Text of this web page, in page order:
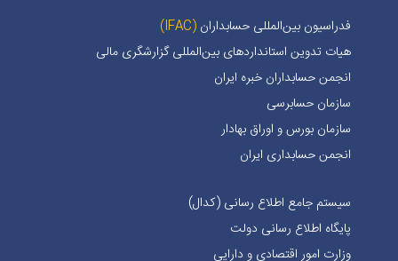
فدراسیون بین‌المللی حسابداران (IFAC)
هیات تدوین استانداردهای بین‌المللی گزارشگری مالی
انجمن حسابداران خبره ايران
سازمان حسابرسی
سازمان بورس و اوراق بهادار
انجمن حسابداری ایران
سیستم جامع اطلاع رسانی (کدال)
پایگاه اطلاع رسانی دولت
وزارت امور اقتصادی و دارایی